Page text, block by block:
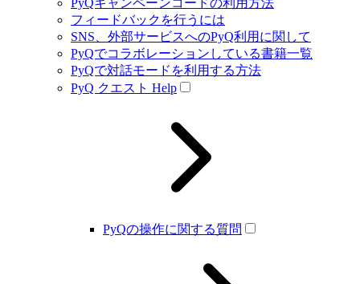
PyQキャンペーンコードの利用方法
フィードバックを行うには
SNS、外部サービスへのPyQ利用に関して
PyQでコラボレーションしている書籍一覧
PyQで対話モードを利用する方法
PyQ クエスト Help
PyQの操作に関する質問